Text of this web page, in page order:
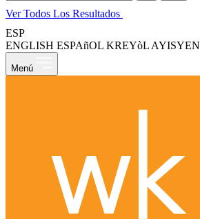
Ver Todos Los Resultados
ESP
ENGLISH ESPAñOL KREYòL AYISYEN
Menú